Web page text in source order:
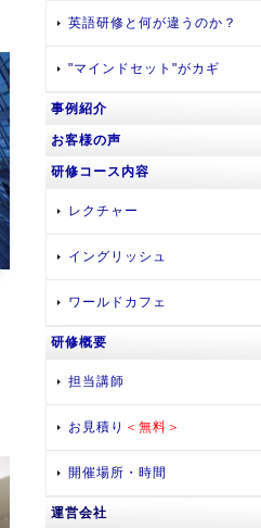
英語研修と何が違うのか？
"マインドセット"がカギ
事例紹介
お客様の声
研修コース内容
レクチャー
イングリッシュ
ワールドカフェ
研修概要
担当講師
お見積り ＜無料＞
開催場所・時間
運営会社